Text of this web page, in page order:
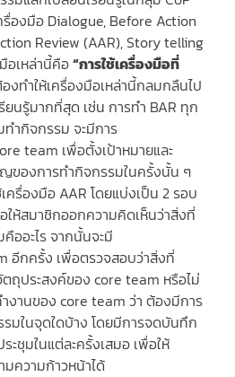
รื่องมือ Dialogue, Before Action
Review (AAR), Story telling
อเหล่านี้คือ“การใช้เครื่องมือที่
งทำให้เครื่องมือเหล่านี้กลมกลืนไป
นรู้มากที่สุด เช่น การทำ BAR ทุก
ำกิจกรรม จะมีการ
team เพื่อตั้งเป้าหมายและ
ของการทำกิจกรรมในครั้งนั้น ๆ
ครื่องมือ AAR โดยแบ่งเป็น 2 รอบ
ห้สมาชิกออกความคิดเห็นว่าสิ่งที่
ออะไร จากนั้นจะมี
อีกครั้ง เพื่อตรวจสอบว่าสิ่งที่
ถุประสงค์ของ core team หรือไม่
งานของ core team ว่า ต้องมีการ
มในจุดใดบ้าง โดยมีการจดบันทึก
ะชุมในแต่ละครั้งเสมอ เพื่อให้
ความก้าวหน้าได้